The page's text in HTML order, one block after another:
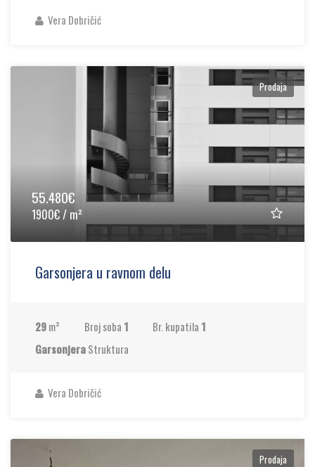
Vera Dobričić
Prodaja
55.480€
1900€ / m²
Garsonjera u ravnom delu
29m² Broj soba 1 Br. kupatila 1
GarsonjeraStruktura
Vera Dobričić
Prodaja